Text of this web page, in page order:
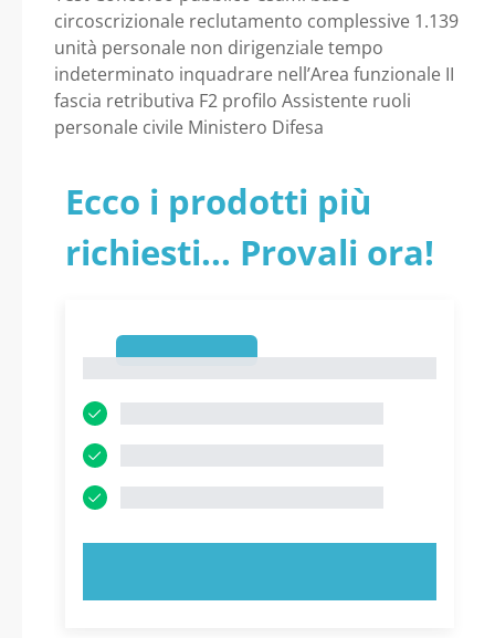
retributiva F2, nel
profilo di Assistente,
nei ruoli del
personale civile del
Ministero della
Ministero della Difesa
circoscrizionale reclutamento complessive 1.139
unità personale non dirigenziale tempo
indeterminato inquadrare nell’Area funzionale II
fascia retributiva F2 profilo Assistente ruoli
personale civile Ministero Difesa
Ecco i prodotti più
richiesti... Provali ora!